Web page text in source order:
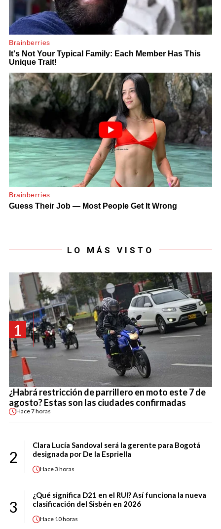
LO MÁS VISTO
1
¿Habrá restricción de parrillero en moto este 7 de
agosto? Estas son las ciudades confirmadas
Hace7 horas
2
Clara Lucía Sandoval será la gerente para Bogotá
designada por De la Espriella
Hace3 horas
3
¿Qué significa D21 en el RUI? Así funciona la nueva
clasificación del Sisbén en 2026
Hace 10 horas